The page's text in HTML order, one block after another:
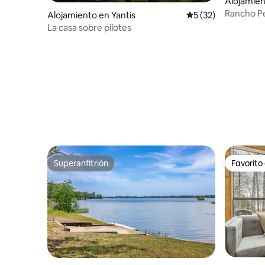
Alojamiento en Yantis Calificación
5 (32)
La casa sobre pilotes
Rancho
Superanfitrión
Superanfitrión